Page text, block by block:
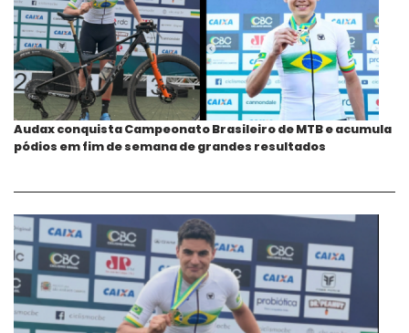
Audax conquista Campeonato Brasileiro de MTB e acumula
pódios em fim de semana de grandes resultados